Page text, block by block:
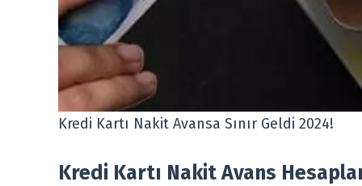
Kredi Kartı Nakit Avansa Sınır Geldi 2024!
Kredi Kartı Nakit Avans